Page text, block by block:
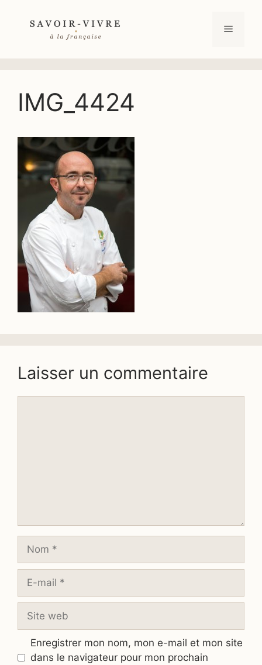
Menu
IMG_4424
Laisser un commentaire
Nom
Site
Enregistrer mon nom, mon e-mail et mon site
dans le navigateur pour mon prochain